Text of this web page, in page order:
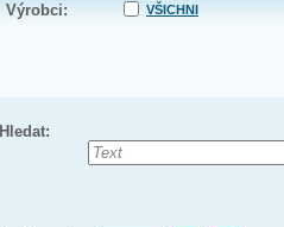
Výrobci: VŠICHNI
Hledat: